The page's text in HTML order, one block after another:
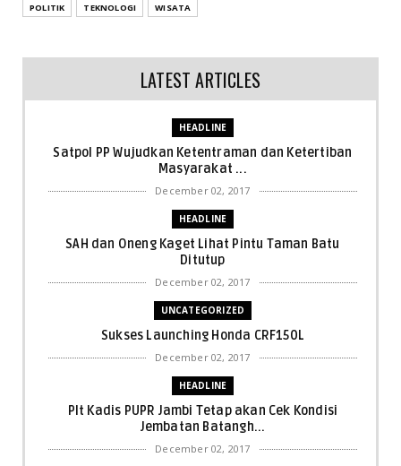
POLITIK TEKNOLOGI WISATA
LATEST ARTICLES
HEADLINE
Satpol PP Wujudkan Ketentraman dan Ketertiban
Masyarakat ...
December 02, 2017
HEADLINE
SAH dan Oneng Kaget Lihat Pintu Taman Batu
Ditutup
December 02, 2017
UNCATEGORIZED
Sukses Launching Honda CRF150L
December 02, 2017
HEADLINE
Plt Kadis PUPR Jambi Tetap akan Cek Kondisi
Jembatan Batangh...
December 02, 2017